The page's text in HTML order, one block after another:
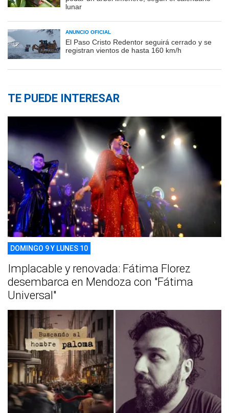
lunar
ANUNCIO OFICIAL
El Paso Cristo Redentor seguirá cerrado y se
registran vientos de hasta 160 km/h
TE PUEDE INTERESAR
DOMINGO 9 Y LUNES 10
Implacable y renovada: Fátima Florez
desembarca en Mendoza con "Fátima
Universal"